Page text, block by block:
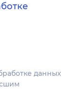
данных